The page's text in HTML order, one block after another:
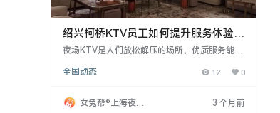
绍兴柯桥KTV员工如何提升服务体验与
业绩
夜场KTV是人们放松解压的场所，优质服务能提
客人认可，提升业绩。员工需了解客人背景和喜
两首精通，同时广泛涉猎各类歌曲，如军旅、山
歌、老歌、流行等，以应对不同客人需求，展现
全国动态 12 0
女兔帮®上海夜场
3 个月前